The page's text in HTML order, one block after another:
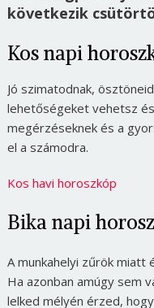
következik
Kos napi
Jó szimatodnak,
lehetőségeket vehetsz
megérzéseknek és a
el a számodra.
Kos havi horoszkóp
Bika napi
A munkahelyi zűrök
Ha azonban amúgy sem
lelked mélyén érzed,